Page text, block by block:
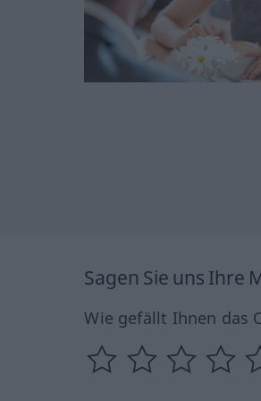
Sagen Sie uns Ihre
Wie gefällt Ihnen das